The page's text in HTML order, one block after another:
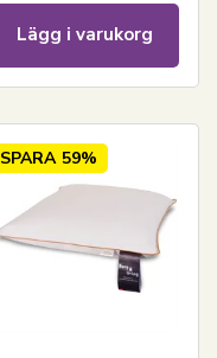
Lägg i varukorg
SPARA 59%